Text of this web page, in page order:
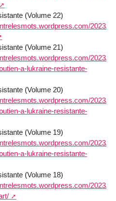
(Volume 22)
2023/
(Volume 21)
2023/
a-lukraine-resistante-
(Volume 20)
2023/
a-lukraine-resistante-
(Volume 19)
2023/
a-lukraine-resistante-
(Volume 18)
2023/